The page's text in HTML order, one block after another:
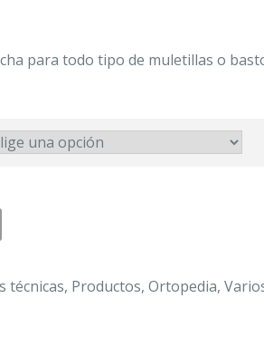
para todo tipo de muletillas o
técnicas, Productos,Ortopedia,